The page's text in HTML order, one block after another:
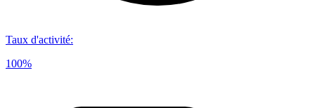
Taux d'activité:
100%